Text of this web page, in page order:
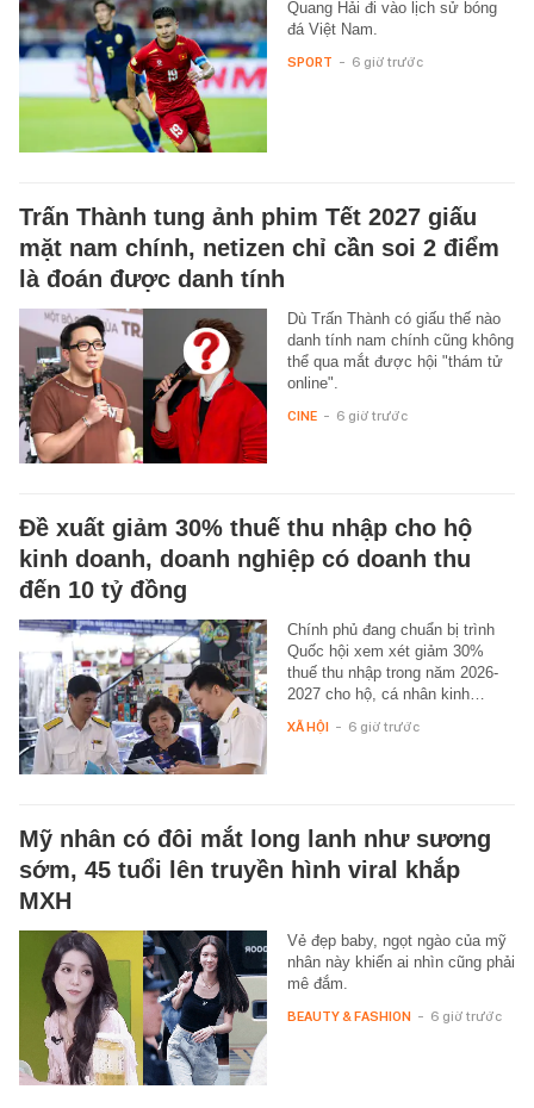
Quang Hải đi vào lịch sử bóng
đá Việt Nam.
SPORT - 6 giờ trước
Trấn Thành tung ảnh phim Tết 2027 giấu
mặt nam chính, netizen chỉ cần soi 2 điểm
là đoán được danh tính
Dù Trấn Thành có giấu thế nào
danh tính nam chính cũng không
thể qua mắt được hội "thám tử
online".
CINE - 6 giờ trước
Đề xuất giảm 30% thuế thu nhập cho hộ
kinh doanh, doanh nghiệp có doanh thu
đến 10 tỷ đồng
Chính phủ đang chuẩn bị trình
Quốc hội xem xét giảm 30%
thuế thu nhập trong năm 2026-
2027 cho hộ, cá nhân kinh…
XÃ HỘI - 6 giờ trước
Mỹ nhân có đôi mắt long lanh như sương
sớm, 45 tuổi lên truyền hình viral khắp
MXH
Vẻ đẹp baby, ngọt ngào của mỹ
nhân này khiến ai nhìn cũng phải
mê đắm.
BEAUTY & FASHION - 6 giờ trước